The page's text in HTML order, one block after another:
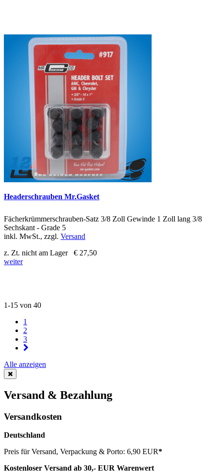
Headerschrauben Mr.Gasket
Fächerkrümmerschrauben-Satz 3/8 Zoll Gewinde 1 Zoll lang 3/8
Sechskant - Grade 5
inkl. MwSt., zzgl. Versand
z. Zt. nicht am Lager
€ 27,50
weiter
1-15 von 40
1
2
3
Alle anzeigen
Versand & Bezahlung
Versandkosten
Deutschland
Preis für Versand, Verpackung & Porto: 6,90 EUR*
Kostenloser Versand ab 30,- EUR Warenwert